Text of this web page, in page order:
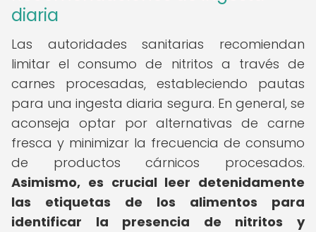
diaria
Las autoridades sanitarias recomiendan
limitar el consumo de nitritos a través de
carnes procesadas, estableciendo pautas
para una ingesta diaria segura. En general, se
aconseja optar por alternativas de carne
fresca y minimizar la frecuencia de consumo
de productos cárnicos procesados.
Asimismo, es crucial leer detenidamente
las etiquetas de los alimentos para
identificar la presencia de nitritos y